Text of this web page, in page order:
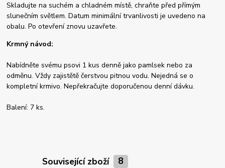
Skladujte na suchém a chladném místě, chraňte před přímým
slunečním světlem. Datum minimální trvanlivosti je uvedeno na
obalu. Po otevření znovu uzavřete.
Krmný návod:
Nabídněte svému psovi 1 kus denně jako pamlsek nebo za
odměnu. Vždy zajistětě čerstvou pitnou vodu. Nejedná se o
kompletní krmivo. Nepřekračujte doporučenou denní dávku.
Balení: 7 ks.
Související zboží 8